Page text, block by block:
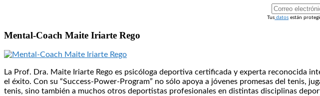
Tus datos están
Mental-Coach Maite Iriarte Rego
La Prof. Dra. Maite Iriarte Rego es psicóloga deportiva certificada y experta reconocida
el éxito. Con su “Success-Power-Program” no sólo apoya a jóvenes promesas del tenis,
tenis, sino también a muchos otros deportistas profesionales en distintas disciplinas